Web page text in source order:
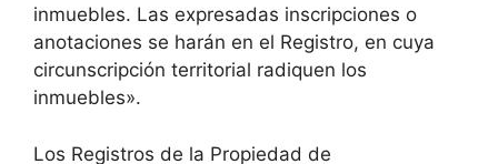
inmuebles. Las expresadas inscripciones o
anotaciones se harán en el Registro, en cuya
circunscripción territorial radiquen los
inmuebles».
Los Registros de la Propiedad de